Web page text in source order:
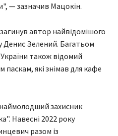
— зазначив Мацокін.
автор найвідомішого
Денис Зелений. Багатьом
також відомий
паскам, які знімав для кафе
захисник
Навесні 2022 року
разом із